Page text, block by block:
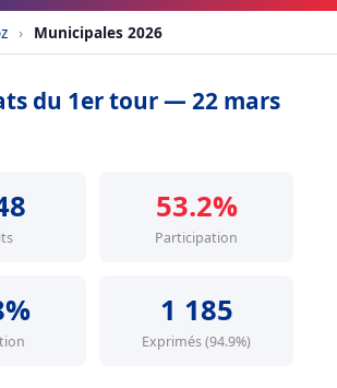
› Municipales 2026
du 1er tour — 22 mars
53.2%
Participation
1 185
Exprimés (94.9%)